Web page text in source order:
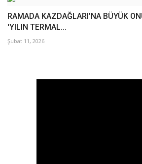
RAMADA KAZDAĞLARI’NA BÜYÜK
'YILIN TERMAL...
Şubat 11, 2026